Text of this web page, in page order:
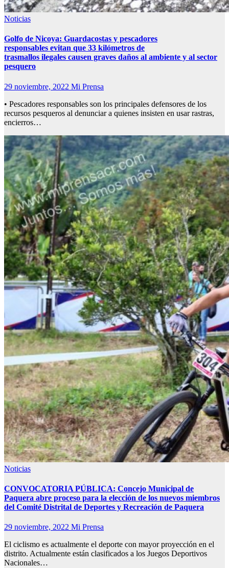
Noticias
Golfo de Nicoya: Guardacostas y pescadores
responsables evitan que 33 kilómetros de
trasmallos ilegales causen graves daños al ambiente y al sector
pesquero
29 noviembre, 2022 Mi Prensa
• Pescadores responsables son los principales defensores de los
recursos pesqueros al denunciar a quienes insisten en usar rastras,
encierros…
Noticias
CONVOCATORIA PÚBLICA: Concejo Municipal de
Paquera abre proceso para la elección de los nuevos miembros
del Comité Distrital de Deportes y Recreación de Paquera
29 noviembre, 2022 Mi Prensa
El ciclismo es actualmente el deporte con mayor proyección en el
distrito. Actualmente están clasificados a los Juegos Deportivos
Nacionales…